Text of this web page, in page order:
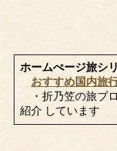
ホームぺージ旅シ
おすすめ国内旅
・折乃笠の旅ブ
紹介 しています